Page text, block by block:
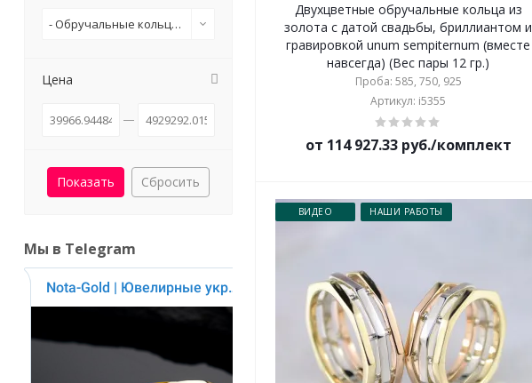
Двухцветные обручальные кольца из
золота с датой свадьбы, бриллиантом и
гравировкой unum sempiternum (вместе
навсегда) (Вес пары 12 гр.)
Проба: 585, 750, 925
Артикул: i5355
от 114 927.33 руб./комплект
ВИДЕО НАШИ РАБОТЫ
- Обручальные кольца двухцветные
Цена
Сбросить
Мы в Telegram